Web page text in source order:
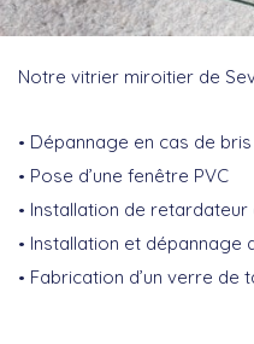
Notre vitrier miroitier de
Dépannage en cas de
Pose d’une fenêtre PVC
Installation de retardateur
Installation et dépannage
Fabrication d’un verre de